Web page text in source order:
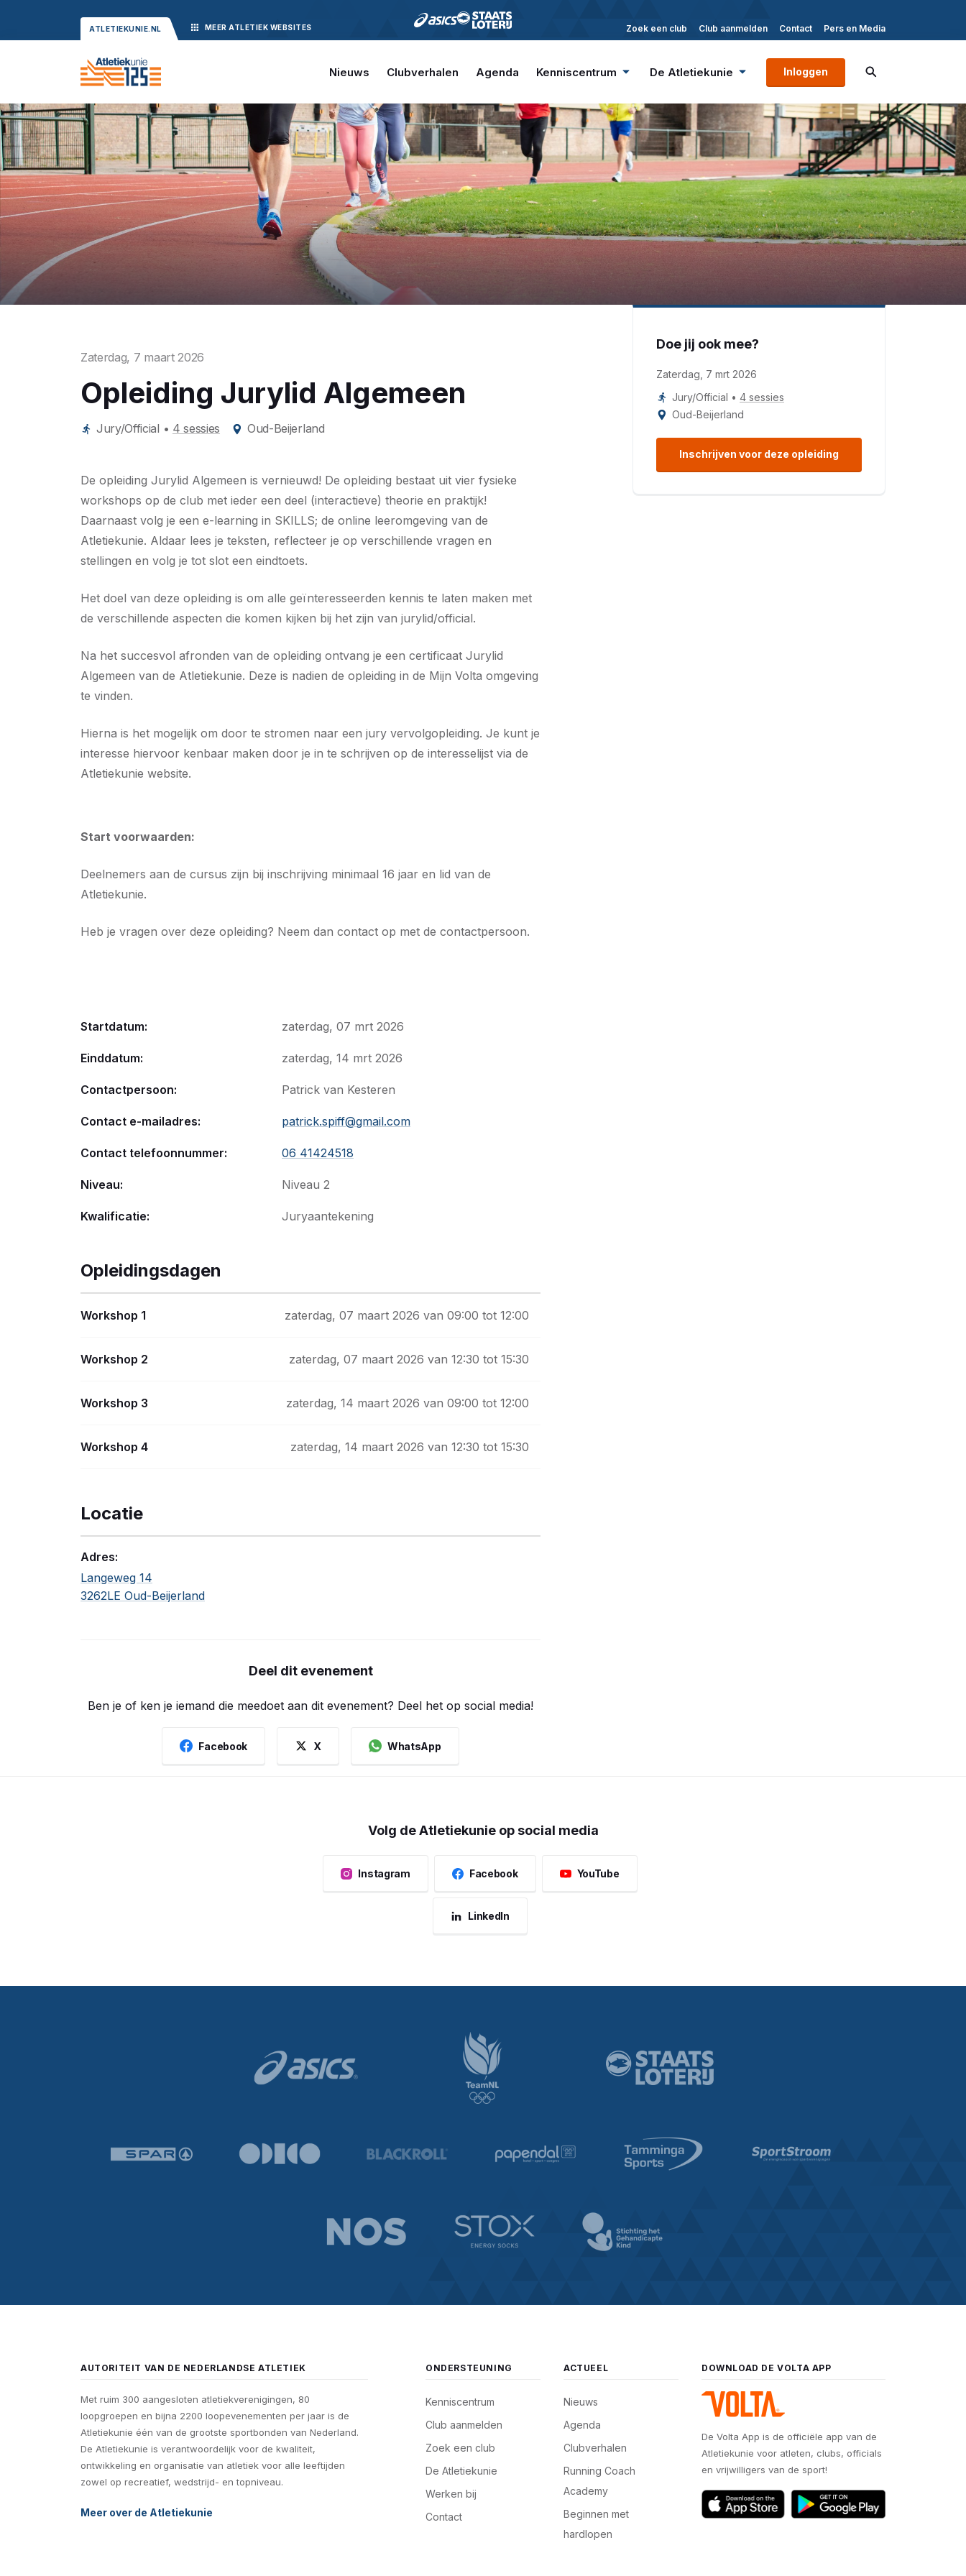
ATLETIEKUNIE.NL MEER ATLETIEK WEBSITES Zoek een club Club aanmelden Contact Pers en Media
Nieuws Clubverhalen Agenda Kenniscentrum De Atletiekunie Inloggen
Zaterdag, 7 maart 2026
Opleiding Jurylid Algemeen
Jury/Official • 4 sessies Oud-Beijerland
De opleiding Jurylid Algemeen is vernieuwd! De opleiding bestaat uit vier fysieke
workshops op de club met ieder een deel (interactieve) theorie en praktijk!
Daarnaast volg je een e-learning in SKILLS; de online leeromgeving van de
Atletiekunie. Aldaar lees je teksten, reflecteer je op verschillende vragen en
stellingen en volg je tot slot een eindtoets.
Het doel van deze opleiding is om alle geïnteresseerden kennis te laten maken met
de verschillende aspecten die komen kijken bij het zijn van jurylid/official.
Na het succesvol afronden van de opleiding ontvang je een certificaat Jurylid
Algemeen van de Atletiekunie. Deze is nadien de opleiding in de Mijn Volta omgeving
te vinden.
Hierna is het mogelijk om door te stromen naar een jury vervolgopleiding. Je kunt je
interesse hiervoor kenbaar maken door je in te schrijven op de interesselijst via de
Atletiekunie website.
Start voorwaarden:
Deelnemers aan de cursus zijn bij inschrijving minimaal 16 jaar en lid van de
Atletiekunie.
Heb je vragen over deze opleiding? Neem dan contact op met de contactpersoon.
Startdatum: zaterdag, 07 mrt 2026
Einddatum: zaterdag, 14 mrt 2026
Contactpersoon: Patrick van Kesteren
Contact e-mailadres: patrick.spiff@gmail.com
Contact telefoonnummer: 06 41424518
Niveau: Niveau 2
Kwalificatie: Juryaantekening
Opleidingsdagen
Workshop 1 zaterdag, 07 maart 2026 van 09:00 tot 12:00
Workshop 2 zaterdag, 07 maart 2026 van 12:30 tot 15:30
Workshop 3 zaterdag, 14 maart 2026 van 09:00 tot 12:00
Workshop 4 zaterdag, 14 maart 2026 van 12:30 tot 15:30
Locatie
Adres:
Langeweg 14
3262LE Oud-Beijerland
Deel dit evenement
Ben je of ken je iemand die meedoet aan dit evenement? Deel het op social media!
Facebook X WhatsApp
Doe jij ook mee?
Zaterdag, 7 mrt 2026
Jury/Official • 4 sessies
Oud-Beijerland
Inschrijven voor deze opleiding
Volg de Atletiekunie op social media
Instagram Facebook YouTube
LinkedIn
AUTORITEIT VAN DE NEDERLANDSE ATLETIEK
Met ruim 300 aangesloten atletiekverenigingen, 80
loopgroepen en bijna 2200 loopevenementen per jaar is de
Atletiekunie één van de grootste sportbonden van Nederland.
De Atletiekunie is verantwoordelijk voor de kwaliteit,
ontwikkeling en organisatie van atletiek voor alle leeftijden
zowel op recreatief, wedstrijd- en topniveau.
Meer over de Atletiekunie
ONDERSTEUNING
Kenniscentrum
Club aanmelden
Zoek een club
De Atletiekunie
Werken bij
Contact
ACTUEEL
Nieuws
Agenda
Clubverhalen
Running Coach
Academy
Beginnen met
hardlopen
DOWNLOAD DE VOLTA APP
De Volta App is de officiële app van de
Atletiekunie voor atleten, clubs, officials
en vrijwilligers van de sport!